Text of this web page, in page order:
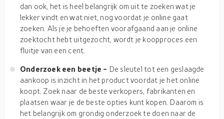
dan ook, het is heel belangrijk om uit te zoeken wat je
lekker vindt en wat niet, nog voordat je online gaat
zoeken. Als je je behoeften voorafgaand aan je online
zoektocht hebt uitgezocht, wordt je koopproces een
fluitje van een cent.
Onderzoek een beetje - De sleutel tot een geslaagde
aankoop is inzicht in het product voordat je het online
koopt. Zoek naar de beste verkopers, fabrikanten en
plaatsen waar je de beste opties kunt kopen. Daarom is
het belangrijk om grondig onderzoek te doen naar de